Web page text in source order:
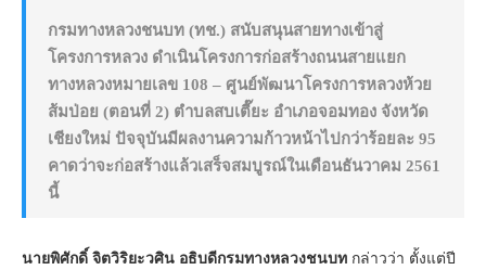
กรมทางหลวงชนบท (ทช.) สนับสนุนสายทางเข้าสู่
โครงการหลวง ดำเนินโครงการก่อสร้างถนนสายแยก
ทางหลวงหมายเลข 108 – ศูนย์พัฒนาโครงการหลวงห้วย
ส้มป่อย (ตอนที่ 2) ตำบลสบเตี๊ยะ อำเภอจอมทอง จังหวัด
เชียงใหม่ ปัจจุบันมีผลงานความก้าวหน้าไปกว่าร้อยละ 95
คาดว่าจะก่อสร้างแล้วเสร็จสมบูรณ์ในเดือนธันวาคม 2561
นี้
นายพิศักดิ์ จิตวิริยะวศิน อธิบดีกรมทางหลวงชนบท กล่าวว่า ตั้งแต่ปี